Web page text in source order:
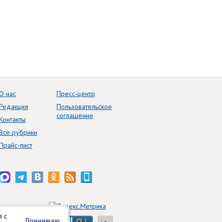
с
нас
рубрики
лист
Пресс-центр
Пользовательское
соглашение